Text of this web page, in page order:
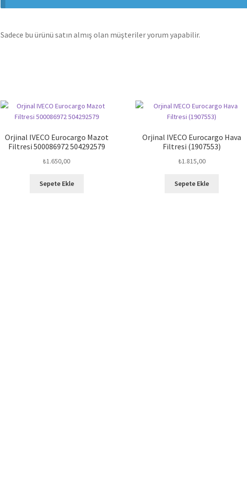
Sadece bu ürünü satın almış olan müşteriler yorum yapabilir.
Orjinal IVECO Eurocargo Mazot
Filtresi 500086972 504292579
₺1.650,00
Sepete Ekle
Orjinal IVECO Eurocargo Hava
Filtresi (1907553)
₺1.815,00
Sepete Ekle